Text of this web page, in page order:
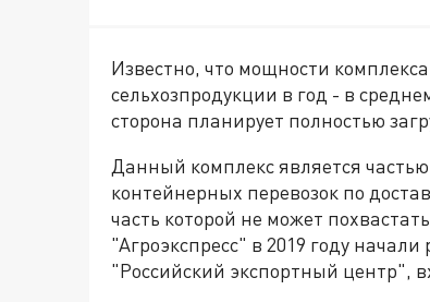
Известно, что мощности
сельхозпродукции в год - в
сторона планирует полностью
Данный комплекс является
контейнерных перевозок по
часть которой не может
"Агроэкспресс" в 2019 году
"Российский экспортный центр",